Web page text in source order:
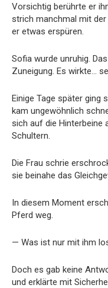
Vorsichtig berührte er
strich manchmal mit
er etwas erspüren.
Sofia wurde unruhig.
Zuneigung. Es wirkte…
Einige Tage später ging
kam ungewöhnlich
sich auf die Hinterbeine
Schultern.
Die Frau schrie
sie beinahe das
In diesem Moment
Pferd weg.
— Was ist nur mit ihm
Doch es gab keine
und erklärte mit